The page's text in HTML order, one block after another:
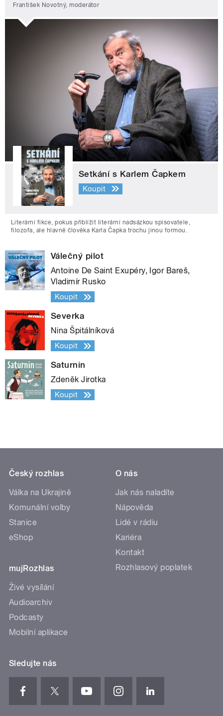
František Novotný, moderátor
Setkání s Karlem Čapkem
Koupit
Literární fikce, pokus přiblížit literární nadsázkou spisovatele,
filozofa, ale hlavně člověka Karla Čapka trochu jinou formou.
Válečný pilot
Antoine De Saint Exupéry, Igor Bareš,
Vladimír Rusko
Koupit
Severka
Nina Špitálníková
Koupit
Saturnin
Zdeněk Jirotka
Koupit
Český rozhlas
Válka na Ukrajině
Komunální volby
Stanice
eShop
mujRozhlas
Živé vysílání
Audioarchiv
Podcasty
Mobilní aplikace
O nás
Jak nás naladíte
Nápověda
Lidé v rádiu
Kariéra
Kontakt
Rozhlasový poplatek
Sledujte nás